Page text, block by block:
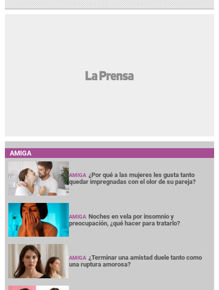
AMIGA
AMIGA ¿Por qué a las mujeres les gusta tanto
quedar impregnadas con el olor de su pareja?
AMIGA Noches en vela por insomnio y
preocupación, ¿qué hacer para tratarlo?
AMIGA ¿Terminar una amistad duele tanto como
una ruptura amorosa?